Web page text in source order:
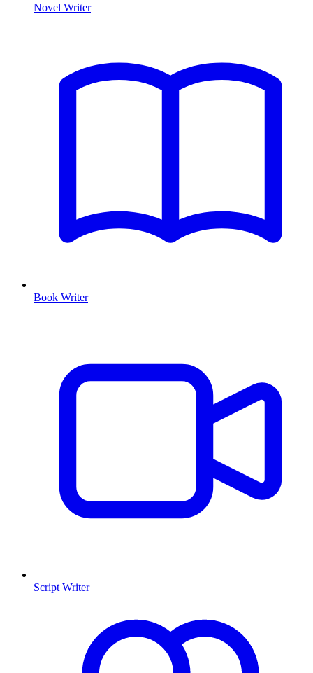
Novel Writer
Book Writer
Script Writer